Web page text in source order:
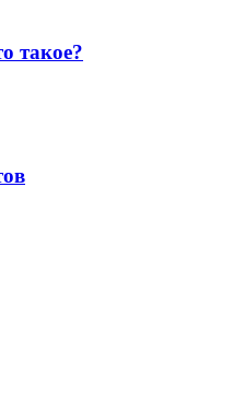
такое?